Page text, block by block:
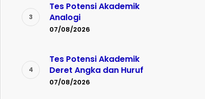
Tes Potensi Akademik
Analogi
07/08/2026
Tes Potensi Akademik
Deret Angka dan Huruf
07/08/2026